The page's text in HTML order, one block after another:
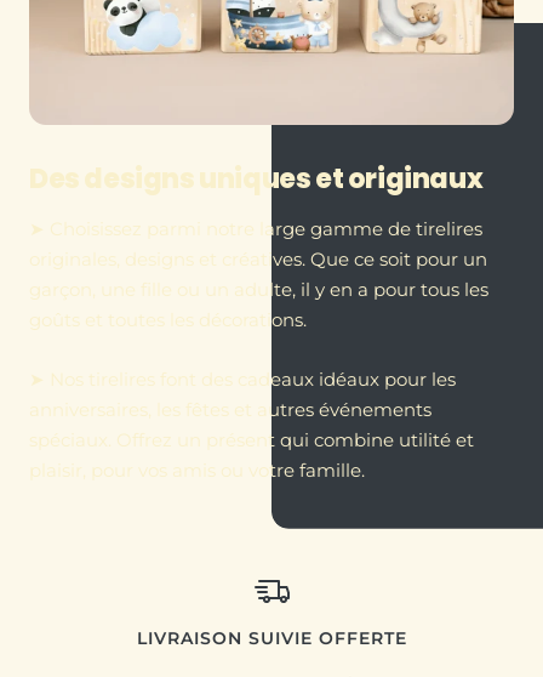
Des designs uniques et originaux
➤ Choisissez parmi notre large gamme de tirelires
originales, designs et créatives. Que ce soit pour un
garçon, une fille ou un adulte, il y en a pour tous les
goûts et toutes les décorations.
➤ Nos tirelires font des cadeaux idéaux pour les
anniversaires, les fêtes et autres événements
spéciaux. Offrez un présent qui combine utilité et
plaisir, pour vos amis ou votre famille.
LIVRAISON SUIVIE OFFERTE